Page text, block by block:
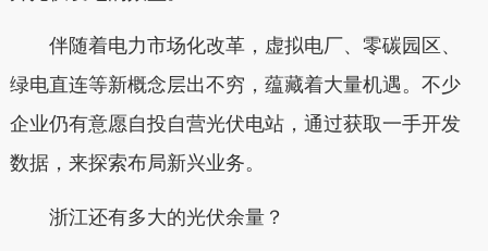
伴随着电力市场化改革，虚拟电厂、零碳园区、
绿电直连等新概念层出不穷，蕴藏着大量机遇。不少
企业仍有意愿自投自营光伏电站，通过获取一手开发
数据，来探索布局新兴业务。
浙江还有多大的光伏余量？